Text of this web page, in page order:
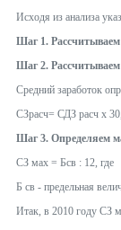
Исходя из анализа
Шаг 1. Рассчитываем
Шаг 2. Рассчитываем
Средний заработок
СЗрасч= СДЗ расч х
Шаг 3. Определяем
СЗ мах = Бсв : 12, где
Б св - предельная
Итак, в 2010 году СЗ